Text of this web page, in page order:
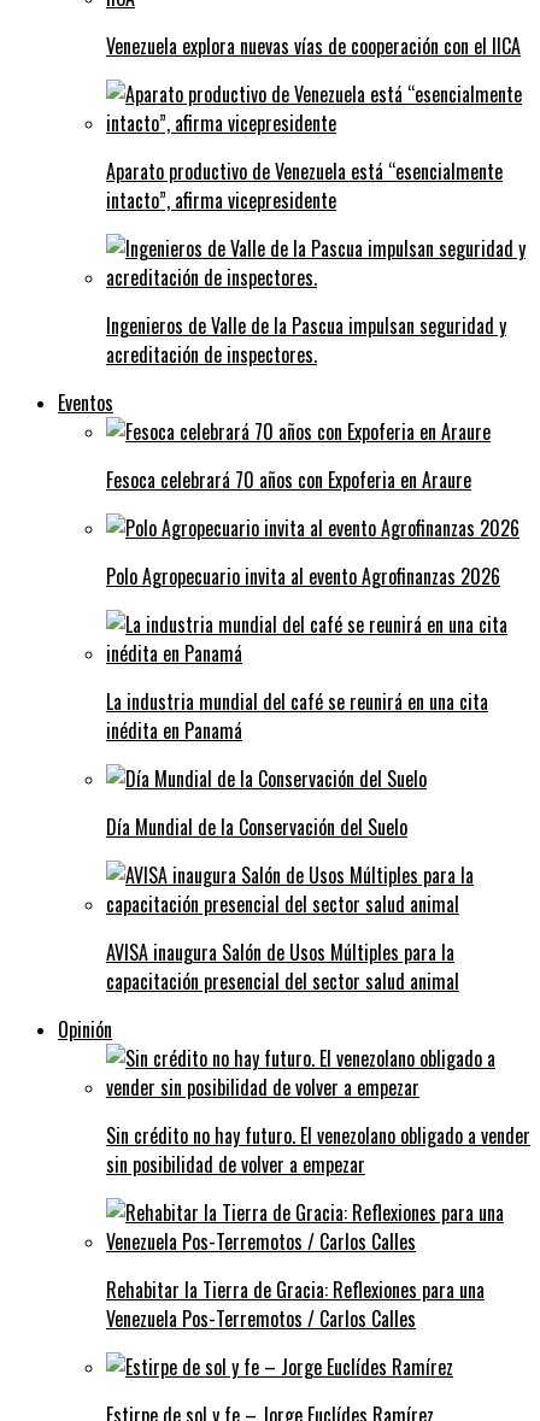
Venezuela explora nuevas vías de cooperación con el IICA
Aparato productivo de Venezuela está “esencialmente
intacto”, afirma vicepresidente
Ingenieros de Valle de la Pascua impulsan seguridad y
acreditación de inspectores.
Eventos
Fesoca celebrará 70 años con Expoferia en Araure
Polo Agropecuario invita al evento Agrofinanzas 2026
La industria mundial del café se reunirá en una cita
inédita en Panamá
Día Mundial de la Conservación del Suelo
AVISA inaugura Salón de Usos Múltiples para la
capacitación presencial del sector salud animal
Opinión
Sin crédito no hay futuro. El venezolano obligado a vender
sin posibilidad de volver a empezar
Rehabitar la Tierra de Gracia: Reflexiones para una
Venezuela Pos-Terremotos / Carlos Calles
Estirpe de sol y fe – Jorge Euclídes Ramírez